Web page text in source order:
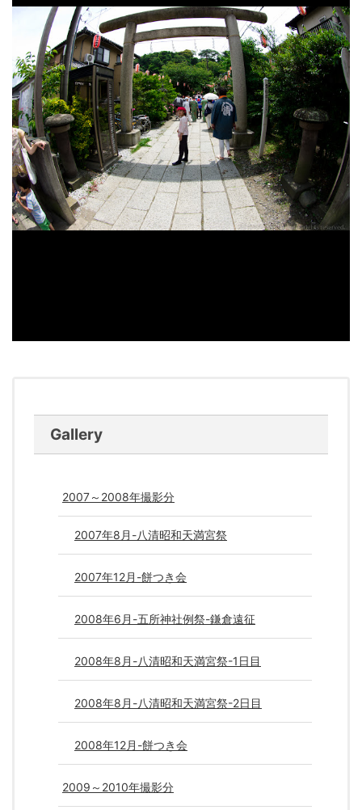
Gallery
2007～2008年撮影分
2007年8月-八清昭和天満宮祭
2007年12月-餅つき会
2008年6月-五所神社例祭-鎌倉遠征
2008年8月-八清昭和天満宮祭-1日目
2008年8月-八清昭和天満宮祭-2日目
2008年12月-餅つき会
2009～2010年撮影分